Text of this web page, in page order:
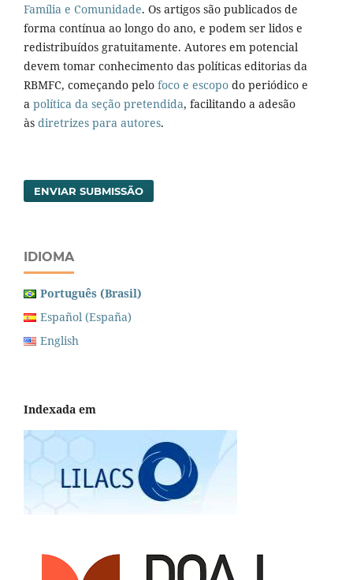
Família e Comunidade. Os artigos são publicados de
forma contínua ao longo do ano, e podem ser lidos e
redistribuídos gratuitamente. Autores em potencial
devem tomar conhecimento das políticas editorias da
RBMFC, começando pelo foco e escopo do periódico e
a política da seção pretendida, facilitando a adesão
às diretrizes para autores.
ENVIAR SUBMISSÃO
IDIOMA
Português (Brasil)
Español (España)
English
Indexada em